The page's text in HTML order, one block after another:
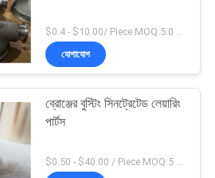
$0.4 - $10.00/ Piece MOQ:5.0 কিলোগ্রাম
যোগাযোগ
ব্রোঞ্জের বুস্টিং সিনট্রেটেড লেয়ারিং
পার্টস
$0.50 - $40.00 / Piece MOQ:5 টি টুকরা